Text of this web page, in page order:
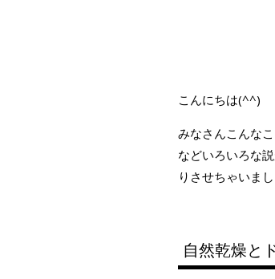
こんにちは(^^)
みなさんこんな
などいろいろな
りさせちゃいま
自然乾燥と